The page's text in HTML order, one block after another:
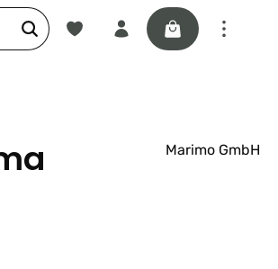
Du hast 0 Produkte auf dem
Warenkorb
Marimo GmbH